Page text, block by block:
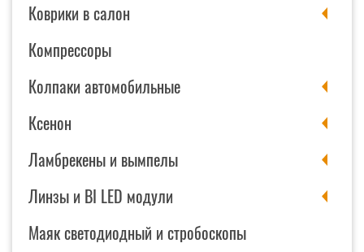
Коврики в салон
Компрессоры
Колпаки автомобильные
Ксенон
Ламбрекены и вымпелы
Линзы и BI LED модули
Маяк светодиодный и стробоскопы